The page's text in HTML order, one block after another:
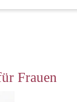
Frauen